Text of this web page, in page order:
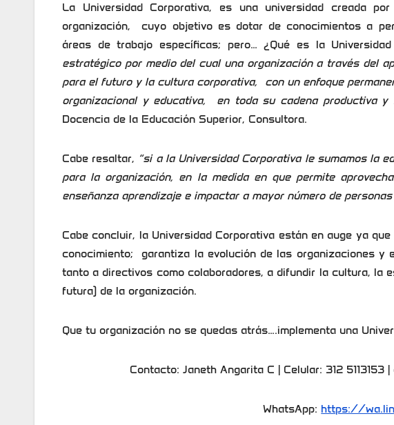
La Universidad Corporativa, es una universidad creada
organización, cuyo objetivo es dotar de conocimientos a
áreas de trabajo específicas; pero… ¿Qué es la
estratégico por medio del cual una organización a través del
para el futuro y la cultura corporativa, con un enfoque
organizacional y educativa, en toda su cadena productiva y
Docencia de la Educación Superior, Consultora.
Cabe resaltar, “si a la Universidad Corporativa le sumamos la
para la organización, en la medida en que permite
enseñanza aprendizaje e impactar a mayor número de
Cabe concluir, la Universidad Corporativa están en auge ya
conocimiento; garantiza la evolución de las organizaciones y
tanto a directivos como colaboradores, a difundir la cultura, la
futura) de la organización.
Que tu organización no se quedas atrás….implementa una
Contacto: ­Janeth Angarita C | Celular: 312 5113153 |
WhatsApp: https://